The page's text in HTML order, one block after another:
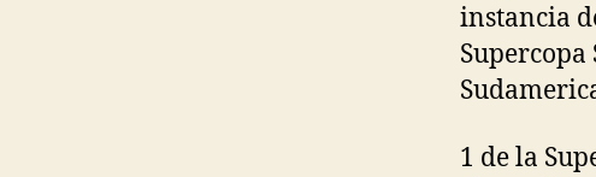
instancia
Supercopa
1 de la